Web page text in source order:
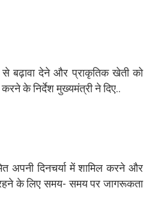
बढ़ावा देने और प्राकृतिक खेती को
के निर्देश मुख्यमंत्री ने दिए..
अपनी दिनचर्या में शामिल करने और
के लिए समय- समय पर जागरूकता